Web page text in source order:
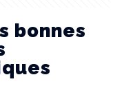
bonnes